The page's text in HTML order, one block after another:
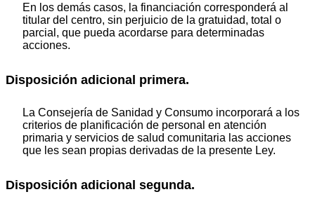
En los demás casos, la financiación corresponderá al
titular del centro, sin perjuicio de la gratuidad, total o
parcial, que pueda acordarse para determinadas
acciones.
Disposición adicional primera.
La Consejería de Sanidad y Consumo incorporará a los
criterios de planificación de personal en atención
primaria y servicios de salud comunitaria las acciones
que les sean propias derivadas de la presente Ley.
Disposición adicional segunda.